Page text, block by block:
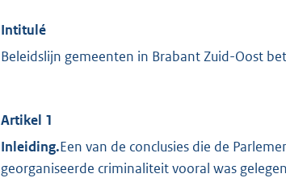
Intitulé
Beleidslijn gemeenten in Brabant Zuid-Oost
Artikel 1
Inleiding.Een van de conclusies die de
georganiseerde criminaliteit vooral was